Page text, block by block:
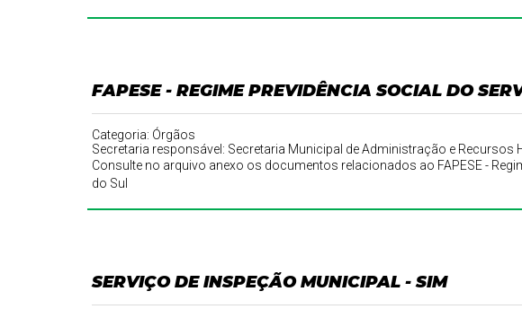
FAPESE - REGIME PREVIDÊNCIA SOCIAL DO
Categoria: Órgãos
Secretaria responsável: Secretaria Municipal de Administração e Recursos
Consulte no arquivo anexo os documentos relacionados ao FAPESE -
do Sul
SERVIÇO DE INSPEÇÃO MUNICIPAL - SIM